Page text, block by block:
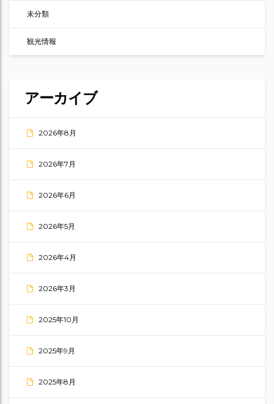
未分類
観光情報
アーカイブ
2026年8月
2026年7月
2026年6月
2026年5月
2026年4月
2026年3月
2025年10月
2025年9月
2025年8月